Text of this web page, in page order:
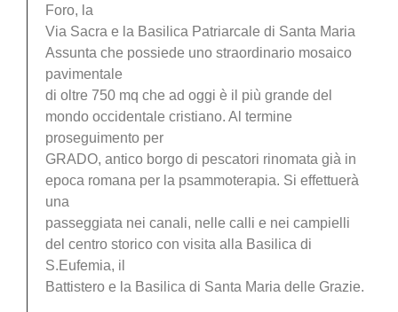
Foro, la
Via Sacra e la Basilica Patriarcale di Santa Maria
Assunta che possiede uno straordinario mosaico
pavimentale
di oltre 750 mq che ad oggi è il più grande del
mondo occidentale cristiano. Al termine
proseguimento per
GRADO, antico borgo di pescatori rinomata già in
epoca romana per la psammoterapia. Si effettuerà
una
passeggiata nei canali, nelle calli e nei campielli
del centro storico con visita alla Basilica di
S.Eufemia, il
Battistero e la Basilica di Santa Maria delle Grazie.